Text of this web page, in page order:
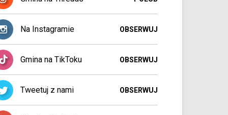
Na Instagramie OBSERWUJ
Gmina na TikToku OBSERWUJ
Tweetuj z nami OBSERWUJ